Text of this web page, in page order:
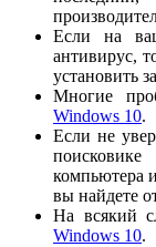
Если на
антивирус,
установить
Многие
Windows 10.
Если не
компьютера
вы найдете
На всякий
Windows 10.